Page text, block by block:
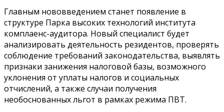
Главным нововведением станет появление в
структуре Парка высоких технологий института
комплаенс-аудитора. Новый специалист будет
анализировать деятельность резидентов, проверять
соблюдение требований законодательства, выявлять
признаки занижения налоговой базы, возможного
уклонения от уплаты налогов и социальных
отчислений, а также случаи получения
необоснованных льгот в рамках режима ПВТ.